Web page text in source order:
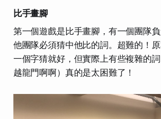
比手畫腳
第一個遊戲是比手畫腳，有一個團隊
他團隊必須猜中他比的詞。超難的！
一個字猜就好，但實際上有些複雜的
越龍門啊啊）真的是太困難了！